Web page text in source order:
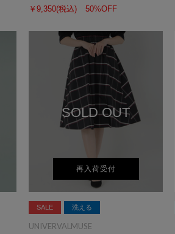
￥9,350(税込) 50%OFF
SOLD OUT
再入荷受付
SALE 洗える
UNIVERVALMUSE